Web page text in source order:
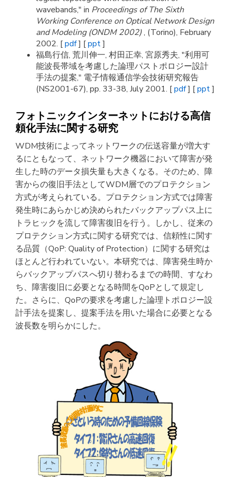
wavebands," in Proceedings of The Sixth
Working Conference on Optical Network Design
and Modeling (ONDM 2002), (Torino), February
2002. [pdf] [ppt]
福島行信, 荒川伸一, 村田正幸, 宮原秀夫, "利用可
能波長帯域を考慮した論理パストポロジー設計
手法の提案," 電子情報通信学会技術研究報告
(NS2001-67), pp. 33-38, July 2001. [pdf] [ppt]
フォトニックインターネットにおける高信
頼化手法に関する研究
WDM技術によってネットワークの伝送容量が増大す
るにともなって、ネットワーク機器において障害が発
生した時のデータ損失量も大きくなる。そのため、障
害からの復旧手法としてWDM層でのプロテクション
方式が考えられている。プロテクション方式では障害
発生時にあらかじめ決められたバックアップパス上に
トラヒックを流して障害復旧を行う。しかし、従来の
プロテクション方式に関する研究では、信頼性に関す
る品質（QoP: Quality of Protection）に関する研究は
ほとんど行われていない。本研究では、障害発生時か
らバックアップパスへ切り替わるまでの時間、すなわ
ち、障害復旧に必要となる時間をQoPとして規定し
た。さらに、QoPの要求を考慮した論理トポロジー設
計手法を提案し、提案手法を用いた場合に必要となる
波長数を明らかにした。